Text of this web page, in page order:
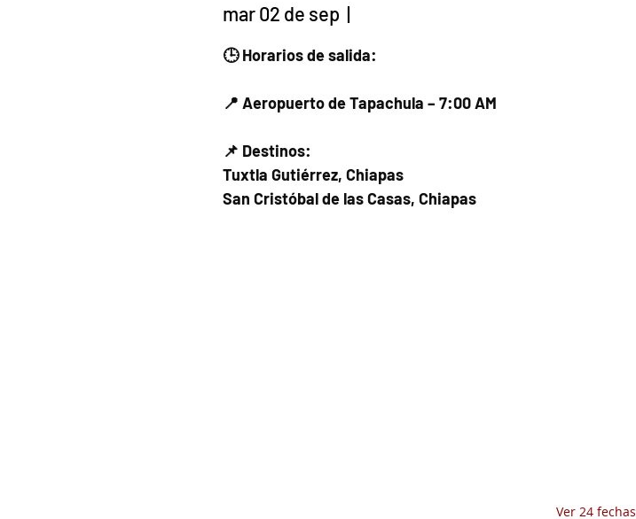
mar 02 de sep
  |
🕒 Horarios de salida:
📍 Aeropuerto de Tapachula – 7:00 AM
📌 Destinos:
Tuxtla Gutiérrez, Chiapas
San Cristóbal de las Casas, Chiapas
Ver 24 fechas